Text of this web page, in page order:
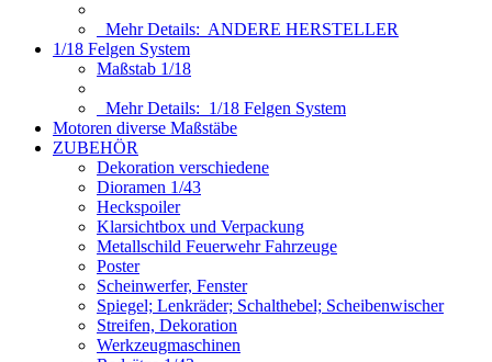
Mehr Details: ANDERE HERSTELLER
1/18 Felgen System
Maßstab 1/18
Mehr Details: 1/18 Felgen System
Motoren diverse Maßstäbe
ZUBEHÖR
Dekoration verschiedene
Dioramen 1/43
Heckspoiler
Klarsichtbox und Verpackung
Metallschild Feuerwehr Fahrzeuge
Poster
Scheinwerfer, Fenster
Spiegel; Lenkräder; Schalthebel; Scheibenwischer
Streifen, Dekoration
Werkzeugmaschinen